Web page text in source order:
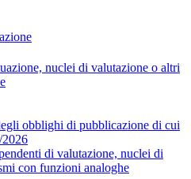
nuclei di valutazione o altri
obblighi di pubblicazione di cui
di valutazione, nuclei di
con funzioni analoghe